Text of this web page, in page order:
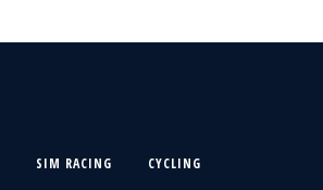
SIM RACING CYCLING